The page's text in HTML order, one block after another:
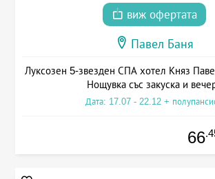
виж офертата
Павел Баня
Луксозен 5-звезден СПА хотел Княз
Нощувка със закуска и
Дата: 17.07 - 22.12 +
66